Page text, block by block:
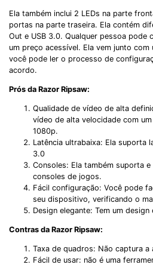
Ela também inclui 2 LEDs na parte
portas na parte traseira. Ela contém
Out e USB 3.0. Qualquer pessoa pode
um preço acessível. Ela vem junto com
você pode ler o processo de
acordo.
Prós da Razor Ripsaw:
Qualidade de vídeo de alta
vídeo de alta velocidade com
1080p.
Latência ultrabaixa: Ela suporta
3.0
Consoles: Ela também suporta
consoles de jogos.
Fácil configuração: Você pode
seu dispositivo, verificando o
Design elegante: Tem um
Contras da Razor Ripsaw:
Taxa de quadros: Não captura
Fácil de usar: não é uma